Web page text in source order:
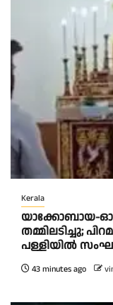
Kerala
യാക്കോബായ-
തമ്മിലടിച്ചു;
പള്ളിയിൽ
43 minutes ago